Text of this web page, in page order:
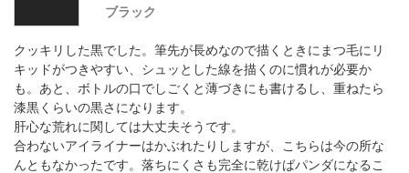
ブラック
クッキリした黒でした。筆先が長めなので描くときにまつ毛にリ
キッドがつきやすい、シュッとした線を描くのに慣れが必要か
も。あと、ボトルの口でしごくと薄づきにも書けるし、重ねたら
漆黒くらいの黒さになります。
肝心な荒れに関しては大丈夫そうです。
合わないアイライナーはかぶれたりしますが、こちらは今の所な
んともなかったです。落ちにくさも完全に乾けばパンダになるこ